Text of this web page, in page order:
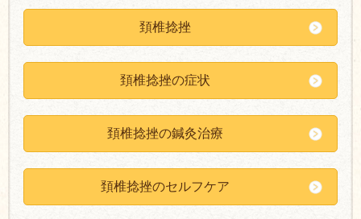
頚椎捻挫
頚椎捻挫の症状
頚椎捻挫の鍼灸治療
頚椎捻挫のセルフケア